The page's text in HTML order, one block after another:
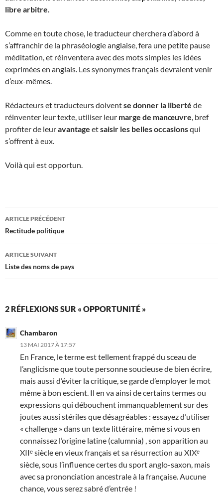
libre arbitre.
Comme en toute chose, le traducteur cherchera d’abord à
s’affranchir de la phraséologie anglaise, fera une petite pause
méditation, et réinventera avec des mots simples les idées
exprimées en anglais. Les synonymes français devraient venir
d’eux-mêmes.
Rédacteurs et traducteurs doiventse donner la liberté de
réinventer leur texte, utiliser leur marge de manœuvre, bref
profiter de leuravantage etsaisir les belles occasionsqui
s’offrent à eux.
Voilà qui est opportun.
Navigation
des
articles
ARTICLE PRÉCÉDENT
Rectitude politique
ARTICLE SUIVANT
Liste des noms de pays
2 RÉFLEXIONS SUR « OPPORTUNITÉ »
Chambaron
13 MAI 2017 À 17:57
En France, le terme est tellement frappé du sceau de
l’anglicisme que toute personne soucieuse de bien écrire,
mais aussi d’éviter la critique, se garde d’employer le mot
même à bon escient. Il en va ainsi de certains termes ou
expressions qui débouchent immanquablement sur des
joutes aussi stériles que désagréables : essayez d’utiliser
« challenge » dans un texte littéraire, même si vous en
connaissez l’origine latine (calumnia) , son apparition au
XIIᵉ siècle en vieux français et sa résurrection au XIXᵉ
siècle, sous l’influence certes du sport anglo-saxon, mais
avec sa prononciation ancestrale à la française. Aucune
chance, vous serez sabré d’entrée !